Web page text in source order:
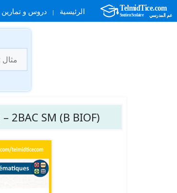
الرئيسية دروس و تمارين
عن:
SM (B BIOF)